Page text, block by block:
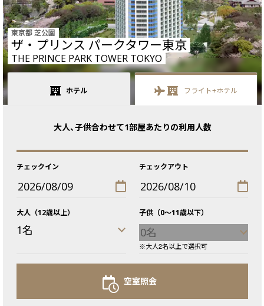
東京都 芝公園
ザ・プリンス パークタワー東京
THE PRINCE PARK TOWER TOKYO
ホテル フライト+ホテル
大人、子供合わせて1部屋あたりの利用人数
チェックイン チェックアウト
大人（12歳以上） 子供（0〜11歳以下）
大人2名以上で選択可
空室照会